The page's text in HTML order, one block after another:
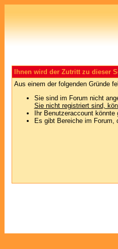
Ihnen wird der Zutritt zu dieser
Aus einem der folgenden Gründe
Sie sind im Forum nicht
Sie nicht registriert sind,
Ihr Benutzeraccount
Es gibt Bereiche im Forum,